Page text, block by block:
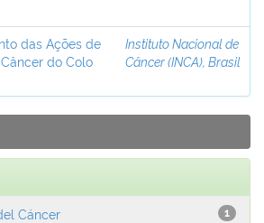
das Ações de
do Colo
Instituto Nacional de
Câncer (INCA), Brasil
1
Cáncer